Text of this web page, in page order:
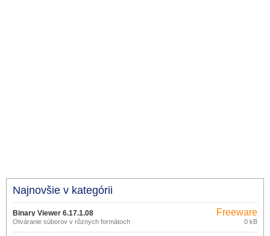
Najnovšie v kategórii
Binary Viewer 6.17.1.08
Otváranie súborov v rôznych formátoch
Freeware
0 kB